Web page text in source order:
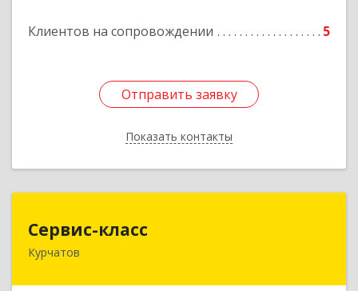
Клиентов на сопровождении 5
Отправить заявку
Показать контакты
Отправить заявку
Назад
Сервис-класс
Курчатов